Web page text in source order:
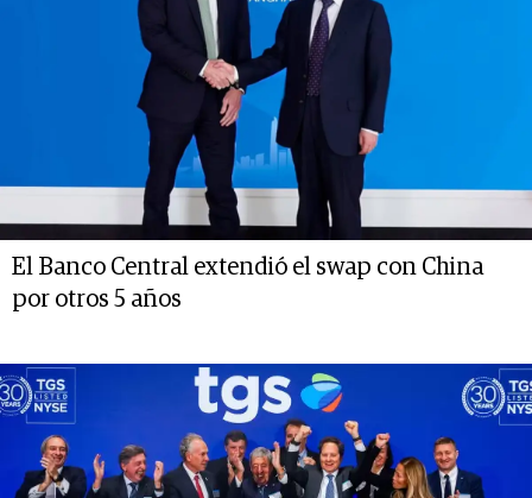
El Banco Central extendió el swap con China
por otros 5 años